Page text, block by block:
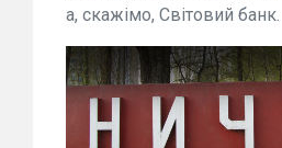
а, скажімо, Світовий банк.